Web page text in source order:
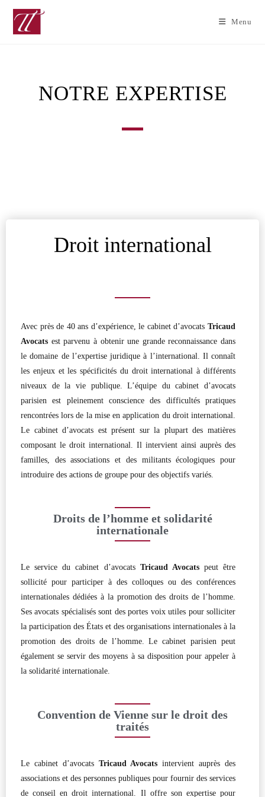
Menu
NOTRE EXPERTISE
Droit international
Avec près de 40 ans d’expérience, le cabinet d’avocats Tricaud
Avocats est parvenu à obtenir une grande reconnaissance dans
le domaine de l’expertise juridique à l’international. Il connaît
les enjeux et les spécificités du droit international à différents
niveaux de la vie publique. L’équipe du cabinet d’avocats
parisien est pleinement conscience des difficultés pratiques
rencontrées lors de la mise en application du droit international.
Le cabinet d’avocats est présent sur la plupart des matières
composant le droit international. Il intervient ainsi auprès des
familles, des associations et des militants écologiques pour
introduire des actions de groupe pour des objectifs variés.
Droits de l’homme et solidarité
internationale
Le service du cabinet d’avocats Tricaud Avocatspeut être
sollicité pour participer à des colloques ou des conférences
internationales dédiées à la promotion des droits de l’homme.
Ses avocats spécialisés sont des portes voix utiles pour solliciter
la participation des États et des organisations internationales à la
promotion des droits de l’homme. Le cabinet parisien peut
également se servir des moyens à sa disposition pour appeler à
la solidarité internationale.
Convention de Vienne sur le droit des
traités
Le cabinet d’avocats Tricaud Avocats intervient auprès des
associations et des personnes publiques pour fournir des services
de conseil en droit international. Il offre son expertise pour